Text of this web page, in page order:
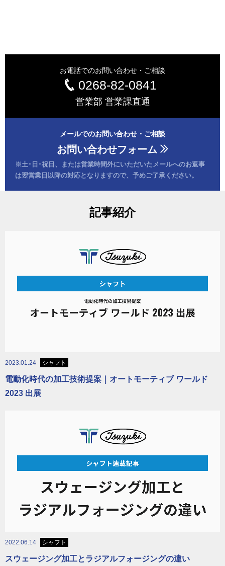
お電話でのお問い合わせ・ご相談
0268-82-0841
営業部 営業課直通
メールでのお問い合わせ・ご相談
お問い合わせフォーム
※土･日･祝日、または営業時間外にいただいたメールへのお返事
は翌営業日以降の対応となりますので、予めご了承ください。
記事紹介
2023.01.24 シャフト
電動化時代の加工技術提案｜オートモーティブ ワールド
2023 出展
2022.06.14 シャフト
スウェージング加工とラジアルフォージングの違い